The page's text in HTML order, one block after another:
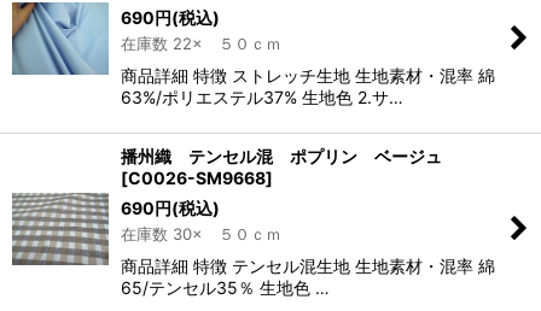
690円(税込)
在庫数 22× ５０ｃｍ
商品詳細 特徴 ストレッチ生地 生地素材・混率 綿
63%/ポリエステル37% 生地色 2.サ…
播州織 テンセル混 ポプリン ベージュ
[C0026-SM9668]
690円(税込)
在庫数 30× ５０ｃｍ
商品詳細 特徴 テンセル混生地 生地素材・混率 綿
65/テンセル35％ 生地色 …